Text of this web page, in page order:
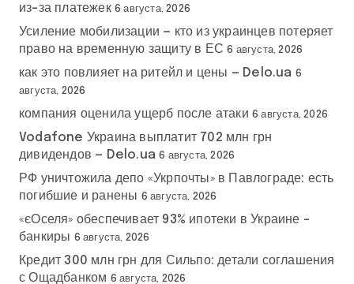
из-за платежек 6 августа, 2026
Усиление мобилизации — кто из украинцев потеряет
право на временную защиту в ЕС 6 августа, 2026
как это повлияет на ритейл и цены — Delo.ua 6
августа, 2026
компания оценила ущерб после атаки 6 августа, 2026
Vodafone Украина выплатит 702 млн грн
дивидендов — Delo.ua 6 августа, 2026
РФ уничтожила депо «Укрпочты» в Павлограде: есть
погибшие и ранены 6 августа, 2026
«єОселя» обеспечивает 93% ипотеки в Украине –
банкиры 6 августа, 2026
Кредит 300 млн грн для Сильпо: детали соглашения
с Ощадбанком 6 августа, 2026